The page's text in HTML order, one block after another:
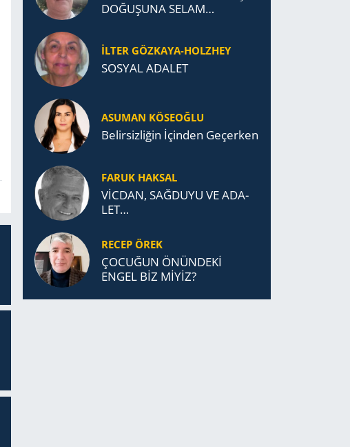
DOĞUŞUNA SELAM
İLTER GÖZKAYA-HOLZHEY
SOSYAL ADALET
ASUMAN KÖSEOĞLU
Belirsizliğin İçinden Geçerken
FARUK HAKSAL
VİCDAN, SAĞ­DU­YU VE ADA­
LET…
RECEP ÖREK
ÇOCUĞUN ÖNÜNDEKİ
ENGEL BİZ MİYİZ?